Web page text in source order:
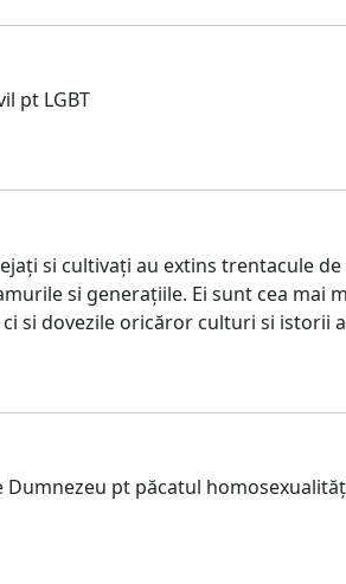
pt LGBT
si cultivați au extins trentacule
si generațiile. Ei sunt cea
si dovezile oricăror culturi si istorii
pt păcatul